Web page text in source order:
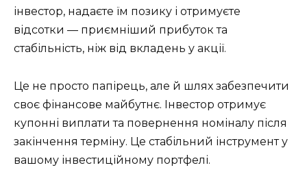
інвестор, надаєте їм позику і отримуєте
відсотки — приємніший прибуток та
стабільність, ніж від вкладень у акції.
Це не просто папірець, але й шлях забезпечити
своє фінансове майбутнє. Інвестор отримує
купонні виплати та повернення номіналу після
закінчення терміну. Це стабільний інструмент у
вашому інвестиційному портфелі.